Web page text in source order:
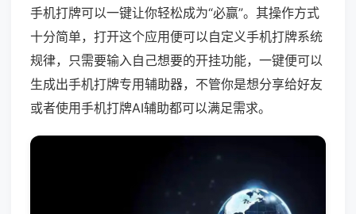
手机打牌可以一键让你轻松成为“必赢”。其操作方式
十分简单，打开这个应用便可以自定义手机打牌系统
规律，只需要输入自己想要的开挂功能，一键便可以
生成出手机打牌专用辅助器，不管你是想分享给好友
或者使用手机打牌AI辅助都可以满足需求。